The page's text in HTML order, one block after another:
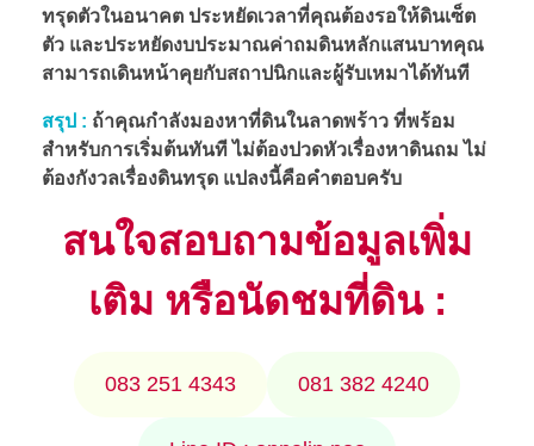
ทรุดตัวในอนาคต ประหยัดเวลาที่คุณต้องรอให้ดินเซ็ต
ตัว และประหยัดงบประมาณค่าถมดินหลักแสนบาทคุณ
สามารถเดินหน้าคุยกับสถาปนิกและผู้รับเหมาได้ทันที
สรุป : ถ้าคุณกำลังมองหาที่ดินในลาดพร้าว ที่พร้อม
สำหรับการเริ่มต้นทันที ไม่ต้องปวดหัวเรื่องหาดินถม ไม่
ต้องกังวลเรื่องดินทรุด แปลงนี้คือคำตอบครับ
สนใจสอบถามข้อมูลเพิ่ม
เติม หรือนัดชมที่ดิน :
083 251 4343 081 382 4240